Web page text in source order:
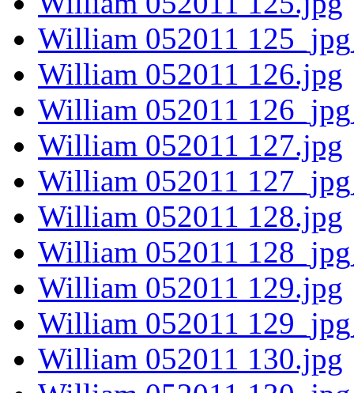
William 052011
William 052011 126.jpg
William 052011
William 052011 127.jpg
William 052011
William 052011 128.jpg
William 052011
William 052011 129.jpg
William 052011
William 052011 130.jpg